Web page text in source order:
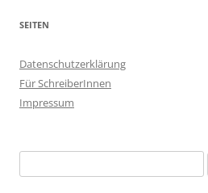
SEITEN
Datenschutzerklärung
Für SchreiberInnen
Impressum
nach: